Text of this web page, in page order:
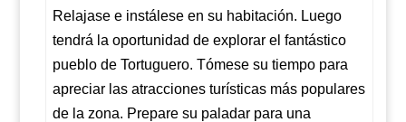
Relajase e instálese en su habitación. Luego
tendrá la oportunidad de explorar el fantástico
pueblo de Tortuguero. Tómese su tiempo para
apreciar las atracciones turísticas más populares
de la zona. Prepare su paladar para una